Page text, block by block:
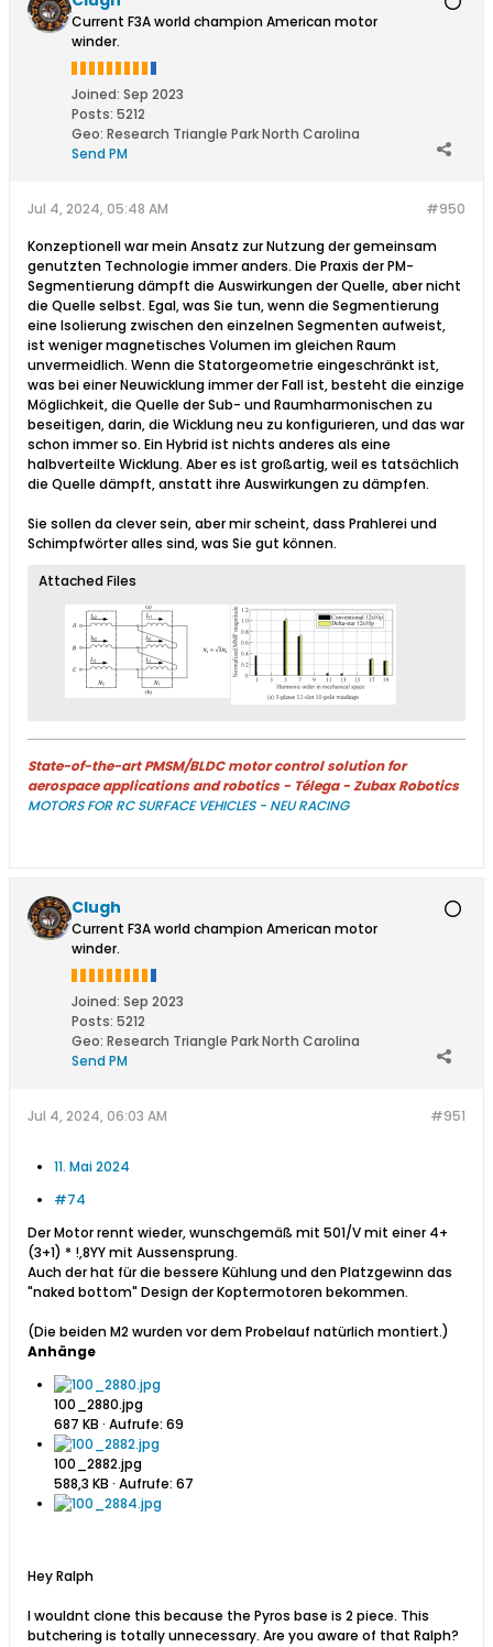
Current F3A world champion American motor
winder.
Joined: Sep 2023
Posts: 5212
Geo: Research Triangle Park North Carolina
Send PM
#950
Jul 4, 2024, 05:48 AM
Konzeptionell war mein Ansatz zur Nutzung der gemeinsam
genutzten Technologie immer anders. Die Praxis der PM-
Segmentierung dämpft die Auswirkungen der Quelle, aber nicht
die Quelle selbst. Egal, was Sie tun, wenn die Segmentierung
eine Isolierung zwischen den einzelnen Segmenten aufweist,
ist weniger magnetisches Volumen im gleichen Raum
unvermeidlich. Wenn die Statorgeometrie eingeschränkt ist,
was bei einer Neuwicklung immer der Fall ist, besteht die einzige
Möglichkeit, die Quelle der Sub- und Raumharmonischen zu
beseitigen, darin, die Wicklung neu zu konfigurieren, und das war
schon immer so. Ein Hybrid ist nichts anderes als eine
halbverteilte Wicklung. Aber es ist großartig, weil es tatsächlich
die Quelle dämpft, anstatt ihre Auswirkungen zu dämpfen.
Sie sollen da clever sein, aber mir scheint, dass Prahlerei und
Schimpfwörter alles sind, was Sie gut können.​
Attached Files
State-of-the-art PMSM/BLDC motor control solution for
aerospace applications and robotics - Télega - Zubax Robotics
MOTORS FOR RC SURFACE VEHICLES - NEU RACING
Clugh
Current F3A world champion American motor
winder.
Joined: Sep 2023
Posts: 5212
Geo: Research Triangle Park North Carolina
Send PM
#951
Jul 4, 2024, 06:03 AM
11. Mai 2024
#74
Der Motor rennt wieder, wunschgemäß mit 501/V mit einer 4+
(3+1) * !,8YY mit Aussensprung.
Auch der hat für die bessere Kühlung und den Platzgewinn das
"naked bottom" Design der Koptermotoren bekommen.
(Die beiden M2 wurden vor dem Probelauf natürlich montiert.)
Anhänge
100_2880.jpg
687 KB · Aufrufe: 69
100_2882.jpg
588,3 KB · Aufrufe: 67
Hey Ralph
I wouldnt clone this because the Pyros base is 2 piece. This
butchering is totally unnecessary. Are you aware of that Ralph?